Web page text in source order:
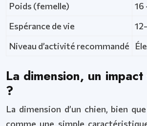
Poids (femelle)
16
Espérance de vie
Niveau d’activité recommandé
La dimension, un
?
La dimension d’un chien, bien
comme une simple